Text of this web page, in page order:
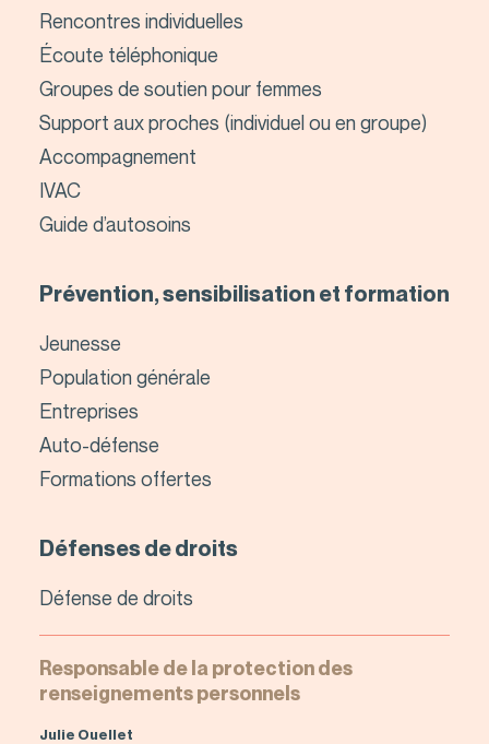
Rencontres individuelles
Écoute téléphonique
Groupes de soutien pour femmes
Support aux proches (individuel ou en groupe)
Accompagnement
IVAC
Guide d’autosoins
Prévention, sensibilisation et formation
Jeunesse
Population générale
Entreprises
Auto-défense
Formations offertes
Défenses de droits
Défense de droits
Responsable de la protection des
renseignements personnels
Julie Ouellet